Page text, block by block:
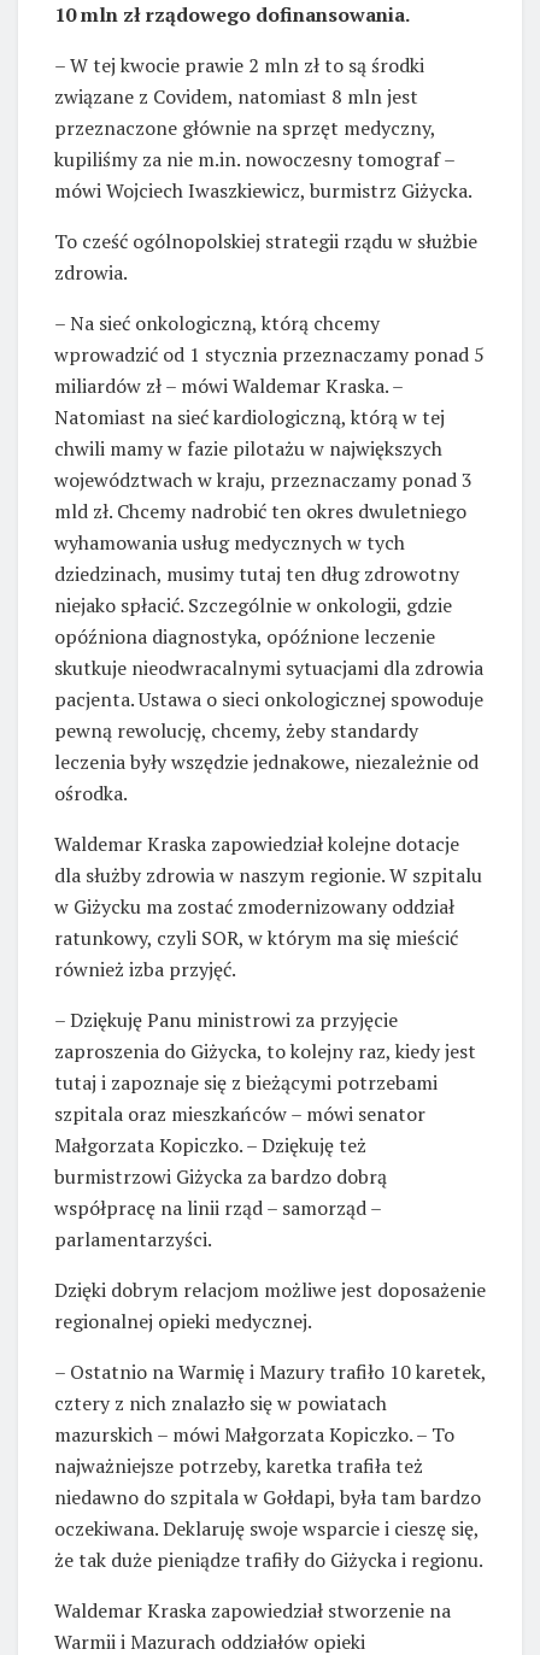
10 mln zł rządowego dofinansowania.
– W tej kwocie prawie 2 mln zł to są środki
związane z Covidem, natomiast 8 mln jest
przeznaczone głównie na sprzęt medyczny,
kupiliśmy za nie m.in. nowoczesny tomograf –
mówi Wojciech Iwaszkiewicz, burmistrz Giżycka.
To cześć ogólnopolskiej strategii rządu w służbie
zdrowia.
– Na sieć onkologiczną, którą chcemy
wprowadzić od 1 stycznia przeznaczamy ponad 5
miliardów zł – mówi Waldemar Kraska. –
Natomiast na sieć kardiologiczną, którą w tej
chwili mamy w fazie pilotażu w największych
województwach w kraju, przeznaczamy ponad 3
mld zł. Chcemy nadrobić ten okres dwuletniego
wyhamowania usług medycznych w tych
dziedzinach, musimy tutaj ten dług zdrowotny
niejako spłacić. Szczególnie w onkologii, gdzie
opóźniona diagnostyka, opóźnione leczenie
skutkuje nieodwracalnymi sytuacjami dla zdrowia
pacjenta. Ustawa o sieci onkologicznej spowoduje
pewną rewolucję, chcemy, żeby standardy
leczenia były wszędzie jednakowe, niezależnie od
ośrodka.
Waldemar Kraska zapowiedział kolejne dotacje
dla służby zdrowia w naszym regionie. W szpitalu
w Giżycku ma zostać zmodernizowany oddział
ratunkowy, czyli SOR, w którym ma się mieścić
również izba przyjęć.
– Dziękuję Panu ministrowi za przyjęcie
zaproszenia do Giżycka, to kolejny raz, kiedy jest
tutaj i zapoznaje się z bieżącymi potrzebami
szpitala oraz mieszkańców – mówi senator
Małgorzata Kopiczko. – Dziękuję też
burmistrzowi Giżycka za bardzo dobrą
współpracę na linii rząd – samorząd –
parlamentarzyści.
Dzięki dobrym relacjom możliwe jest doposażenie
regionalnej opieki medycznej.
– Ostatnio na Warmię i Mazury trafiło 10 karetek,
cztery z nich znalazło się w powiatach
mazurskich – mówi Małgorzata Kopiczko. – To
najważniejsze potrzeby, karetka trafiła też
niedawno do szpitala w Gołdapi, była tam bardzo
oczekiwana. Deklaruję swoje wsparcie i cieszę się,
że tak duże pieniądze trafiły do Giżycka i regionu.
Waldemar Kraska zapowiedział stworzenie na
Warmii i Mazurach oddziałów opieki